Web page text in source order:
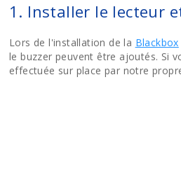
1. Installer le lecteur
Lors de l'installation de la Blackbox
le buzzer peuvent être ajoutés. Si
effectuée sur place par notre